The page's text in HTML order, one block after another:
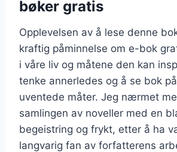
bøker gratis
Opplevelsen av å lese denne
kraftig påminnelse om e-bok
i våre liv og måtene den kan
tenke annerledes og å se bok
uventede måter. Jeg nærmet
samlingen av noveller med en
begeistring og frykt, etter å ha
langvarig fan av forfatterens